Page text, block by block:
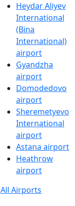
Heydar Aliyev
International
(Bina
International)
airport
Gyandzha
airport
Domodedovo
airport
Sheremetyevo
International
airport
Astana airport
Heathrow
airport
All Airports